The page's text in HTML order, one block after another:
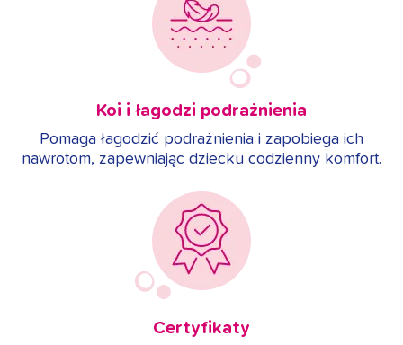
Koi i łagodzi podrażnienia
Pomaga łagodzić podrażnienia i zapobiega ich
nawrotom, zapewniając dziecku codzienny komfort.
Certyfikaty